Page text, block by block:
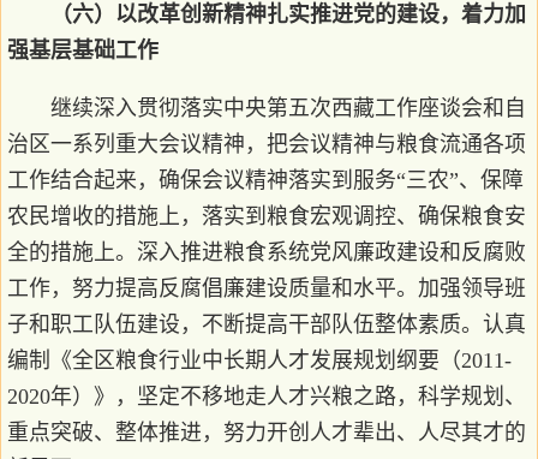
（六）以改革创新精神扎实推进党的建设，着力加
强基层基础工作
继续深入贯彻落实中央第五次西藏工作座谈会和自
治区一系列重大会议精神，把会议精神与粮食流通各项
工作结合起来，确保会议精神落实到服务“三农”、保障
农民增收的措施上，落实到粮食宏观调控、确保粮食安
全的措施上。深入推进粮食系统党风廉政建设和反腐败
工作，努力提高反腐倡廉建设质量和水平。加强领导班
子和职工队伍建设，不断提高干部队伍整体素质。认真
编制《全区粮食行业中长期人才发展规划纲要（2011-
2020年）》，坚定不移地走人才兴粮之路，科学规划、
重点突破、整体推进，努力开创人才辈出、人尽其才的